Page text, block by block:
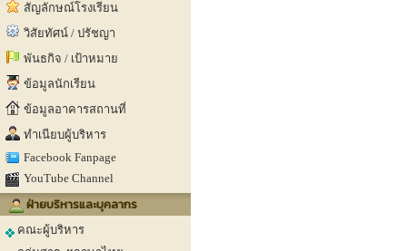
สัญลักษณ์โรงเรียน
วิสัยทัศน์ / ปรัชญา
พันธกิจ / เป้าหมาย
ข้อมูลนักเรียน
ข้อมูลอาคารสถานที่
ทำเนียบผู้บริหาร
Facebook Fanpage
YouTube Channel
ฝ่ายบริหารและบุคลากร
คณะผู้บริหาร